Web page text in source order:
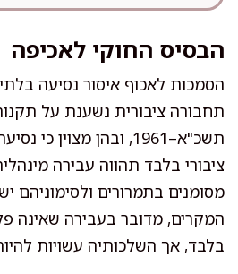
הבסיס החוקי לאכיפה
הסמכות לאכוף איסור נסיעה
תחבורה ציבורית נשענת על
תשכ"א–1961, ובהן
ציבורי בלבד תהווה עבירה
מסומנים בתמרורים ולסימוניהם
המקרים, מדובר בעבירה שאינה
בלבד, אך השלכותיה עשויות